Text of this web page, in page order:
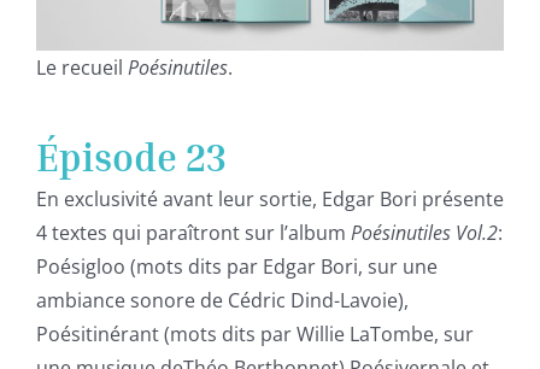
Le recueil Poésinutiles.
Épisode 23
En exclusivité avant leur sortie, Edgar Bori présente
4 textes qui paraîtront sur l’album Poésinutiles Vol.2:
Poésigloo (mots dits par Edgar Bori, sur une
ambiance sonore de Cédric Dind-Lavoie),
Poésitinérant (mots dits par Willie LaTombe, sur